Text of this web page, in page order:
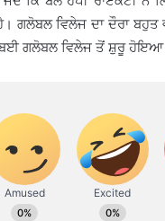
ਗਲੋਬਲ ਵਿਲੇਜ ਦਾ ਦੌਰਾ
ਗਲੋਬਲ ਵਿਲੇਜ ਤੋਂ ਸ਼ੁਰੂ ਹੋਇਆ